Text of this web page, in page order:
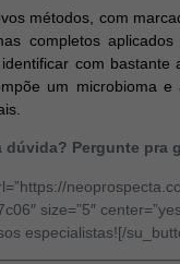
métodos, com
completos aplicados
com bastante
um microbioma e
dúvida? Pergunte pra
size=”5″
especialistas![/